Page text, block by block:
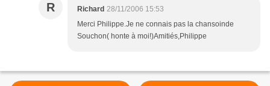
R Richard 28/11/2006 15:53
Merci Philippe.Je ne connais pas la chansoinde
Souchon( honte à moi!)Amitiés,Philippe